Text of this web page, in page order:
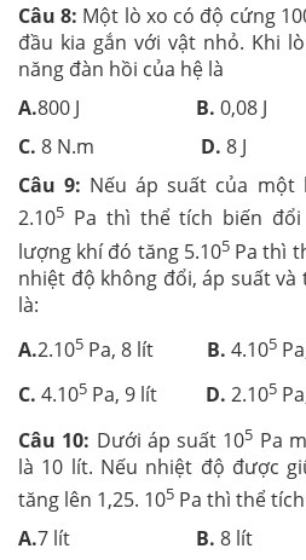
Câu 8: Một lò xo có độ cứng
đầu kia gắn với vật nhỏ. Khi
năng đàn hồi của hệ là
A.800 J B. 0,08 J
C. 8 N.m D. 8 J
Câu 9: Nếu áp suất của
2.105 Pa thì thể tích biến
lượng khí đó tăng 5.105Pa thì
nhiệt độ không đổi, áp suất
là:
A.2.105 Pa, 8 lít B. 4.105
C. 4.105 Pa, 9 lít D. 2.105
Câu 10: Dưới áp suất 105 Pa
là 10 lít. Nếu nhiệt độ được
tăng lên 1,25. 105 Pa thì thể
A.7 lít B. 8 lít